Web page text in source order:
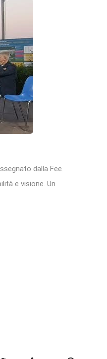
dalla Fee.
e visione. Un